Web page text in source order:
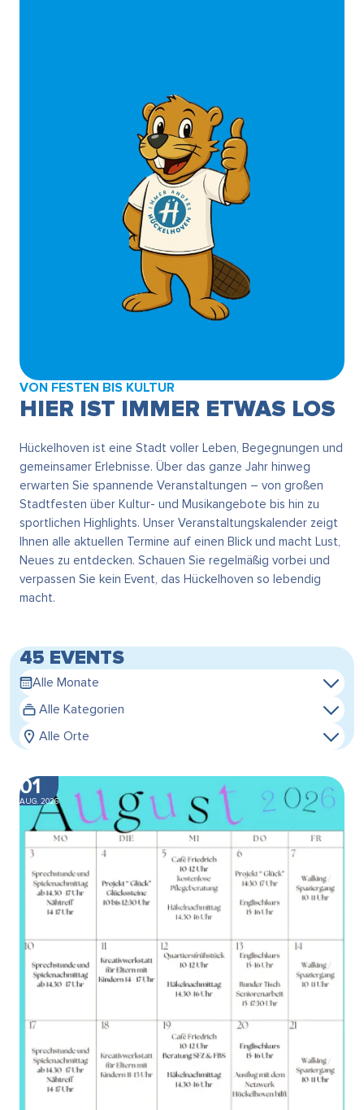
VON FESTEN BIS KULTUR
HIER IST IMMER ETWAS LOS
Hückelhoven ist eine Stadt voller Leben, Begegnungen und
gemeinsamer Erlebnisse. Über das ganze Jahr hinweg
erwarten Sie spannende Veranstaltungen – von großen
Stadtfesten über Kultur- und Musikangebote bis hin zu
sportlichen Highlights. Unser Veranstaltungskalender zeigt
Ihnen alle aktuellen Termine auf einen Blick und macht Lust,
Neues zu entdecken. Schauen Sie regelmäßig vorbei und
verpassen Sie kein Event, das Hückelhoven so lebendig
macht.
45 EVENTS
Alle Monate
Alle Kategorien
Alle Orte
01
AUG. 2026